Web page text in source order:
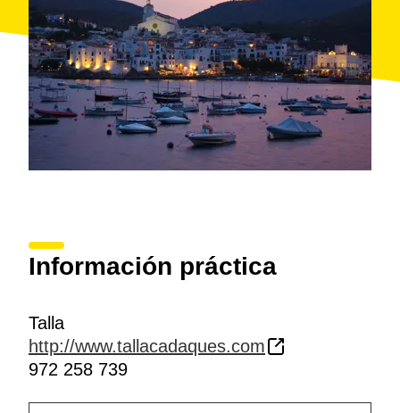
Información práctica
Talla
http://www.tallacadaques.com
972 258 739